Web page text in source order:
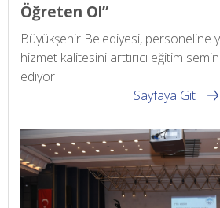
Öğreten Ol”
Büyükşehir Belediyesi, personeline
hizmet kalitesini arttırıcı eğitim
ediyor
Sayfaya Git